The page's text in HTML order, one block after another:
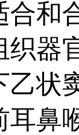
和
织器
乙状
耳鼻